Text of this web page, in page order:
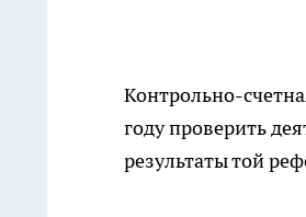
Контрольно-
году проверить
результаты той